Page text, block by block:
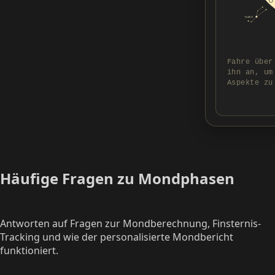
Fahre
ihn an, um
Aspekte
Häufige Fragen zu Mondphasen
Antworten auf Fragen zur Mondberechnung, Finsternis-
Tracking und wie der personalisierte Mondbericht
funktioniert.